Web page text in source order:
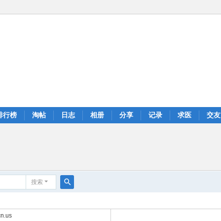
行榜 淘帖 日志 相册 分享 记录 求医 交友
搜索
索